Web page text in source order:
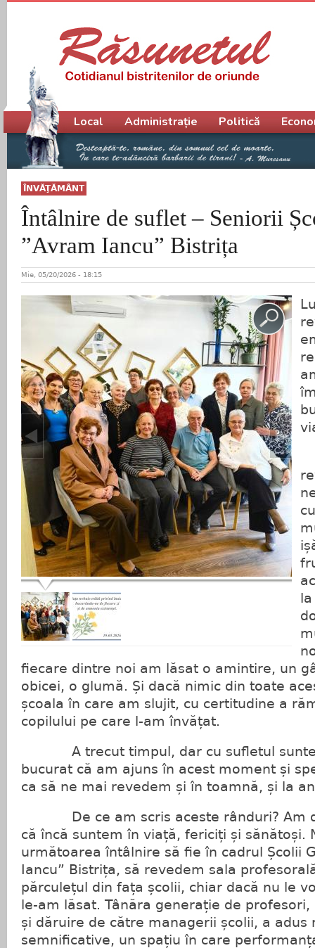
ÎNVĂŢĂMÂNT
Întâlnire de suflet – Seniorii
”Avram Iancu” Bistrița
Mie, 05/20/2026 - 18:15
cu
fiecare dintre noi am lăsat o amintire, un
obicei, o glumă. Și dacă nimic din toate
școala în care am slujit, cu certitudine a
copilului pe care l-am învățat.
A trecut timpul, dar cu sufletul
bucurat că am ajuns în acest moment și
ca să ne mai revedem și în toamnă, și la
De ce am scris aceste rânduri? Am
că încă suntem în viață, fericiți și sănătoși.
următoarea întâlnire să fie în cadrul Școlii
Iancu” Bistrița, să revedem sala
părculețul din fața școlii, chiar dacă nu le
le-am lăsat. Tânăra generație de
și dăruire de către managerii școlii, a adus
semnificative, un spațiu în care
Meniu principal
Local Administrație Politică